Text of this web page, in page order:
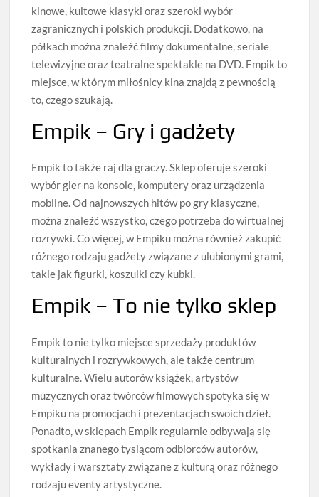
kinowe, kultowe klasyki oraz szeroki wybór
zagranicznych i polskich produkcji. Dodatkowo, na
półkach można znaleźć filmy dokumentalne, seriale
telewizyjne oraz teatralne spektakle na DVD. Empik to
miejsce, w którym miłośnicy kina znajdą z pewnością
to, czego szukają.
Empik – Gry i gadżety
Empik to także raj dla graczy. Sklep oferuje szeroki
wybór gier na konsole, komputery oraz urządzenia
mobilne. Od najnowszych hitów po gry klasyczne,
można znaleźć wszystko, czego potrzeba do wirtualnej
rozrywki. Co więcej, w Empiku można również zakupić
różnego rodzaju gadżety związane z ulubionymi grami,
takie jak figurki, koszulki czy kubki.
Empik – To nie tylko sklep
Empik to nie tylko miejsce sprzedaży produktów
kulturalnych i rozrywkowych, ale także centrum
kulturalne. Wielu autorów książek, artystów
muzycznych oraz twórców filmowych spotyka się w
Empiku na promocjach i prezentacjach swoich dzieł.
Ponadto, w sklepach Empik regularnie odbywają się
spotkania znanego tysiącom odbiorców autorów,
wykłady i warsztaty związane z kulturą oraz różnego
rodzaju eventy artystyczne.